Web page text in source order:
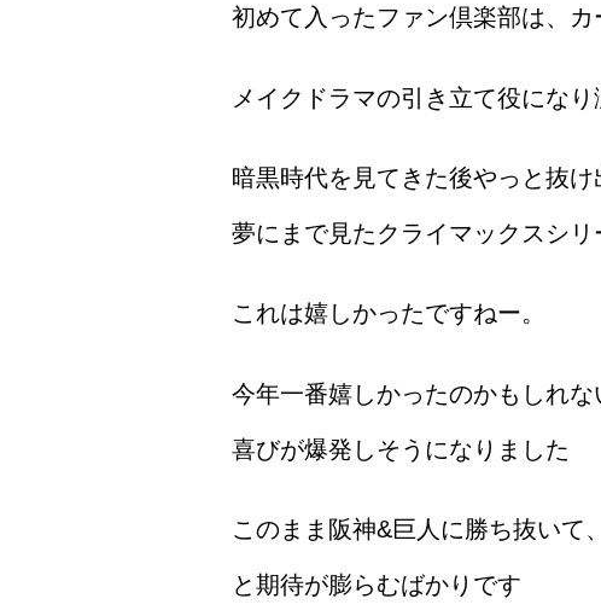
初めて入ったファン倶楽部は、
メイクドラマの引き立て役にな
暗黒時代を見てきた後やっと抜
夢にまで見たクライマックスシリ
これは嬉しかったですねー。
今年一番嬉しかったのかもしれな
喜びが爆発しそうになりました
このまま阪神&巨人に勝ち抜いて
と期待が膨らむばかりです